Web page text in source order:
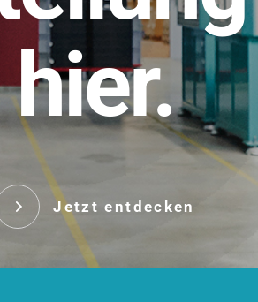
hier.
Jetzt entdecken
Das innovative
robust, IP-
Jetzt